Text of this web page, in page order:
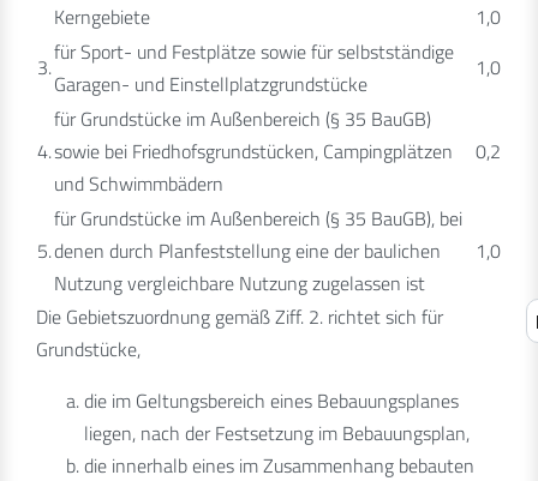
Kerngebiete
1,0
3.
für Sport- und Festplätze sowie für selbstständige
Garagen- und Einstellplatzgrundstücke
1,0
4.
für Grundstücke im Außenbereich (§ 35 BauGB)
sowie bei Friedhofsgrundstücken, Campingplätzen
und Schwimmbädern
0,2
5.
für Grundstücke im Außenbereich (§ 35 BauGB), bei
denen durch Planfeststellung eine der baulichen
Nutzung vergleichbare Nutzung zugelassen ist
1,0
Die Gebietszuordnung gemäß Ziff. 2. richtet sich für
Grundstücke,
die im Geltungsbereich eines Bebauungsplanes
liegen, nach der Festsetzung im Bebauungsplan,
die innerhalb eines im Zusammenhang bebauten